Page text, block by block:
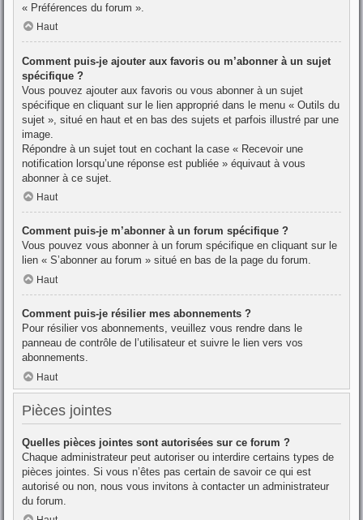
« Préférences du forum ».
Haut
Comment puis-je ajouter aux favoris ou m’abonner à un sujet
spécifique ?
Vous pouvez ajouter aux favoris ou vous abonner à un sujet
spécifique en cliquant sur le lien approprié dans le menu « Outils du
sujet », situé en haut et en bas des sujets et parfois illustré par une
image.
Répondre à un sujet tout en cochant la case « Recevoir une
notification lorsqu’une réponse est publiée » équivaut à vous
abonner à ce sujet.
Haut
Comment puis-je m’abonner à un forum spécifique ?
Vous pouvez vous abonner à un forum spécifique en cliquant sur le
lien « S’abonner au forum » situé en bas de la page du forum.
Haut
Comment puis-je résilier mes abonnements ?
Pour résilier vos abonnements, veuillez vous rendre dans le
panneau de contrôle de l’utilisateur et suivre le lien vers vos
abonnements.
Haut
Pièces jointes
Quelles pièces jointes sont autorisées sur ce forum ?
Chaque administrateur peut autoriser ou interdire certains types de
pièces jointes. Si vous n’êtes pas certain de savoir ce qui est
autorisé ou non, nous vous invitons à contacter un administrateur
du forum.